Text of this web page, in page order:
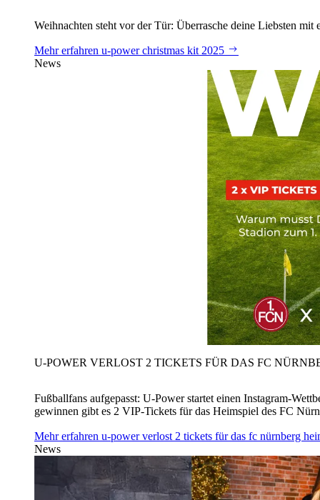
Weihnachten steht vor der Tür: Überrasche deine Liebsten
Mehr erfahren u‑power christmas kit 2025
News
U‑POWER VERLOST 2 TICKETS FÜR DAS FC
Fußballfans aufgepasst: U‑Power startet einen Instagram-
gewinnen gibt es 2 VIP-Tickets für das Heimspiel des FC
Mehr erfahren u‑power verlost 2 tickets für das fc nürnberg
News